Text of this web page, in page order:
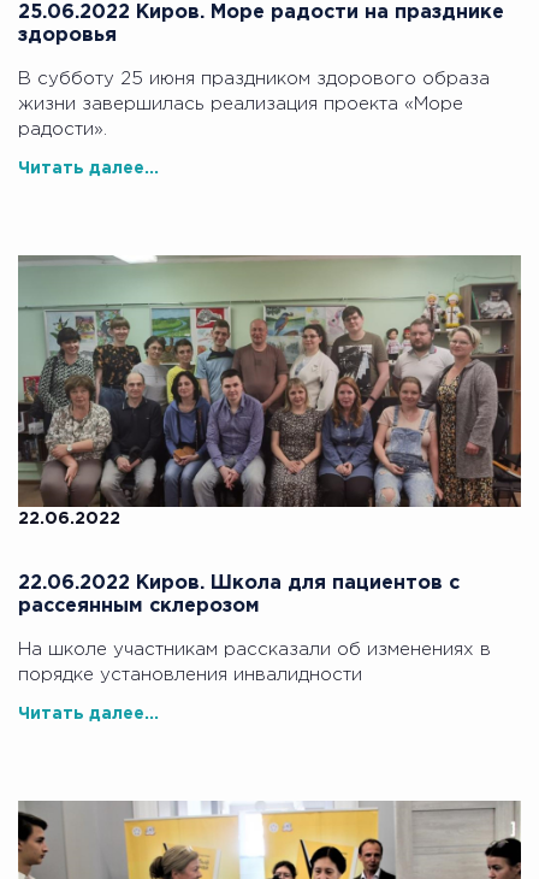
25.06.2022 Киров. Море радости на празднике
здоровья
В субботу 25 июня праздником здорового образа
жизни завершилась реализация проекта «Море
радости».
Читать далее...
22.06.2022
22.06.2022 Киров. Школа для пациентов с
рассеянным склерозом
На школе участникам рассказали об изменениях в
порядке установления инвалидности
Читать далее...